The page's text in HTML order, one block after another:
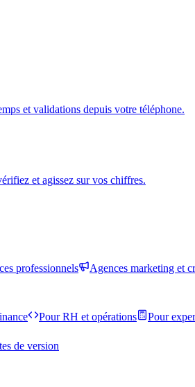
et validations depuis votre téléphone.
et agissez sur vos chiffres.
professionnels Agences marketing et
Pour RH et opérations Pour
de version